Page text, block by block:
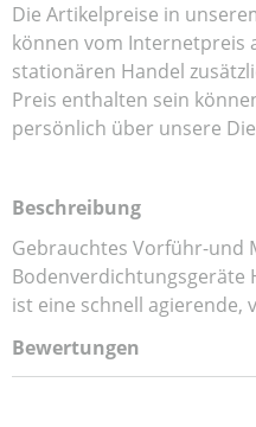
Die Artikelpreise in
können vom Internetpreis
stationären Handel
Preis enthalten sein
persönlich über unsere
Beschreibung
Gebrauchtes Vorführ-und
Bodenverdichtungsgeräte
ist eine schnell
Bewertungen